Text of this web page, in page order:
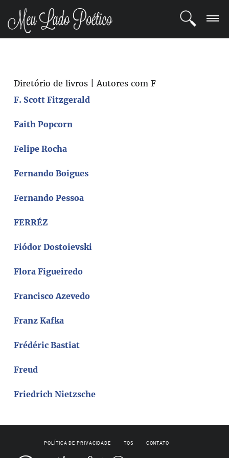
REGISTRO
POETAS
BLOG
COMUNIDADE
Diretório de livros | Autores com F
F. Scott Fitzgerald
Faith Popcorn
Felipe Rocha
Fernando Boigues
Fernando Pessoa
FERRÉZ
Fiódor Dostoievski
Flora Figueiredo
Francisco Azevedo
Franz Kafka
Frédéric Bastiat
Freud
Friedrich Nietzsche
POLÍTICA DE PRIVACIDADE TOS CONTATO